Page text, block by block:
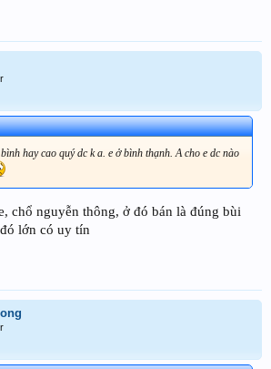
hay cao quý dc k a. e ở bình thạnh. A cho e dc nào
chổ nguyễn thông, ở đó bán là đúng bùi
lớn có uy tín